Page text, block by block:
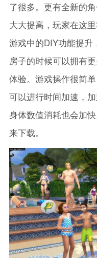
了很多。更有全新的
大大提高，玩家在这
游戏中的DIY功能提升
房子的时候可以拥有
体验。游戏操作很简
可以进行时间加速，
身体数值消耗也会加
来下载。